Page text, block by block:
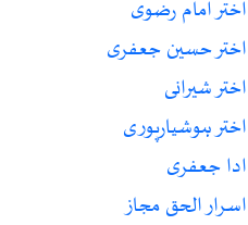
اختر امام رضوی
اختر حسین جعفری
اختر شیرانی
اختر ہوشیارپوری
ادا جعفری
اسرار الحق مجاز